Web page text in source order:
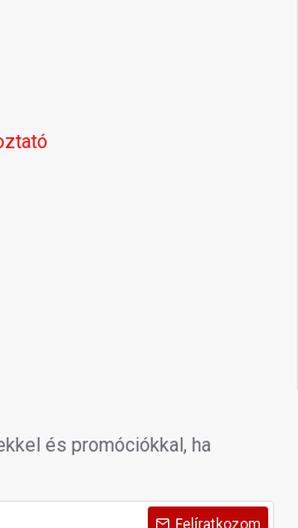
és promóciókkal, ha
Felíratkozom